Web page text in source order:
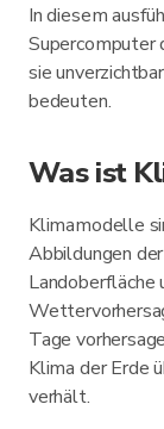
In diesem
Supercomputer
sie
bedeuten.
Was ist
Klimamodelle
Abbildungen
Landoberfläche
Tage
Klima der Erde
verhält.